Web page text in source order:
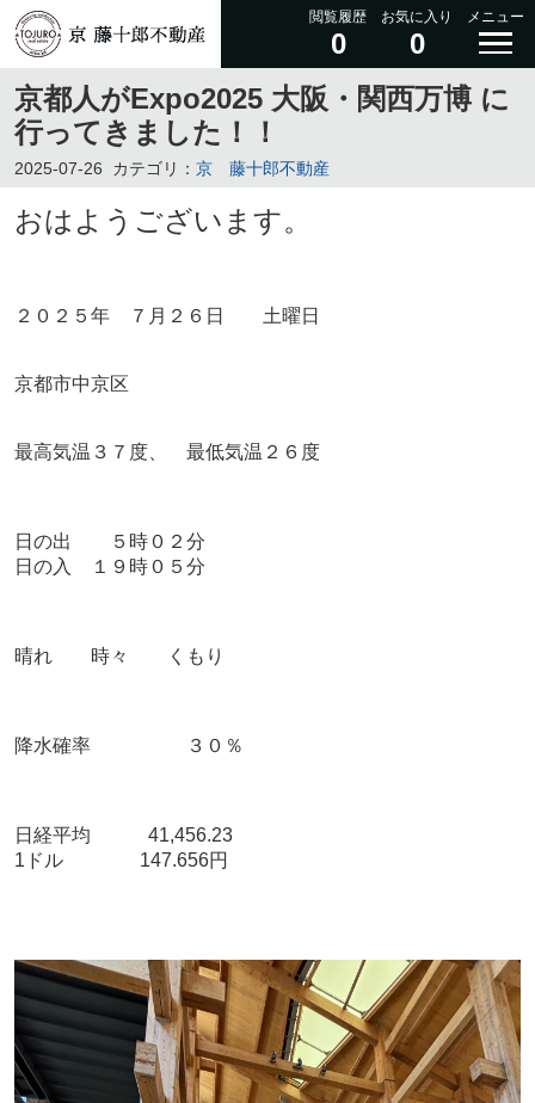
閲覧履歴
0
お気に入り
0
メニュー
京都人がExpo2025 大阪・関西万博 に
行ってきました！！
2025-07-26 カテゴリ： 京 藤十郎不動産
おはようございます。
２０２５年 ７月２６ 日 土曜日
京都市中京区
最高気温３７度、 最低気温２６度
日の出 ５時０２ 分
日の入 １９時０５分
晴れ 時々 くもり
降水確率 ３０％
日経平均 41,456.23
1ドル 147.656円